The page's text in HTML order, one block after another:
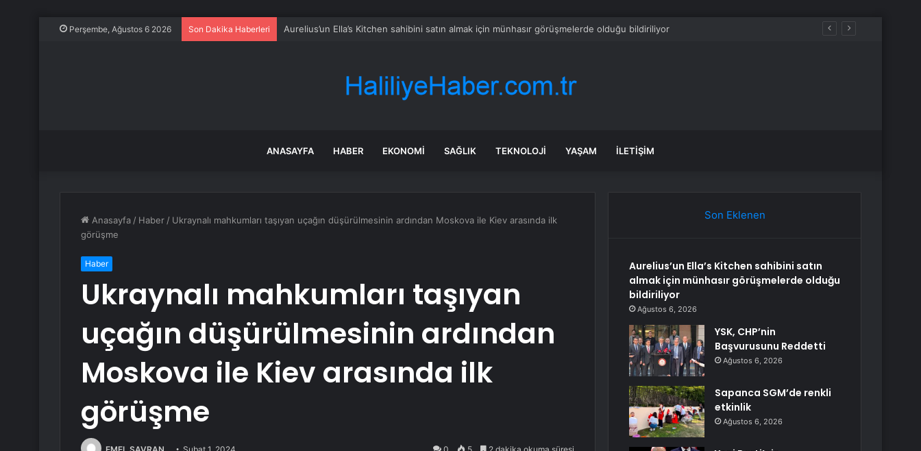
Perşembe, Ağustos 6 2026 Son Dakika Haberleri YSK, CHP’nin Başvurusunu Reddetti
ANASAYFA HABER EKONOMI SAĞLIK TEKNOLOJI YAŞAM İLETIŞIM
Anasayfa / Haber / Ukraynalı mahkumları taşıyan uçağın düşürülmesinin ardından Moskova ile Kiev arasında ilk
görüşme
Haber
Ukraynalı mahkumları taşıyan
uçağın düşürülmesinin ardından
Moskova ile Kiev arasında ilk
görüşme
Son Eklenen
Aurelius’un Ella’s Kitchen sahibini satın
almak için münhasır görüşmelerde olduğu
bildiriliyor
Ağustos 6, 2026
YSK, CHP’nin
Başvurusunu Reddetti
Ağustos 6, 2026
Sapanca SGM’de renkli
etkinlik
Ağustos 6, 2026